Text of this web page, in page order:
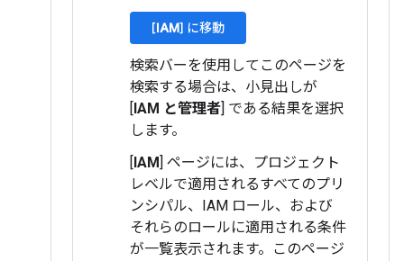
[IAM] に移動
検索バーを使用してこのページを
検索する場合は、小見出しが
IAM と管理者 ] である結果を選択
します。
IAM ] ページには、プロジェクト
レベルで適用されるすべてのプリ
ンシパル、IAM ロール、および
それらのロールに適用される条件
が一覧表示されます。このページ